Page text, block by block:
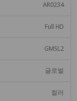
AR0234
Full HD
GMSL2
글로벌
컬러